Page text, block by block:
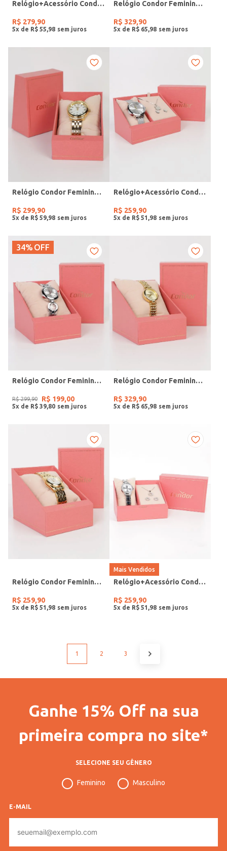
Relógio+Acessório Condor Feminino ROSE
R$ 279,90
5x de R$ 55 98
Relógio Condor Feminino DOURADO
R$ 329,90
5x de R$ 65 98
Relógio Condor Feminino DOURADO
R$ 299,90
5x de R$ 59 98
Relógio+Acessório Condor Feminino PRATA
R$ 259,90
5x de R$ 51 98
34% OFF
Relógio Condor Feminino PRATA
R$ 299,90 R$ 199,00
5x de R$ 39 80
Relógio Condor Feminino DOURADO
R$ 329,90
5x de R$ 65 98
Relógio Condor Feminino DOURADO
R$ 259,90
5x de R$ 51 98
Mais Vendidos
Relógio+Acessório Condor Feminino PRATA
R$ 259,90
5x de R$ 51 98
1 2 3
Ganhe 15% Off na sua
primeira compra no site*
SELECIONE SEU GÊNERO
Feminino Masculino
E-MAIL
mail